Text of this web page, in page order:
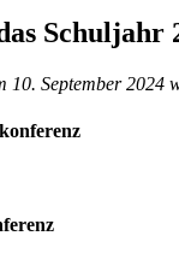
Schuljahr
10. September 2024